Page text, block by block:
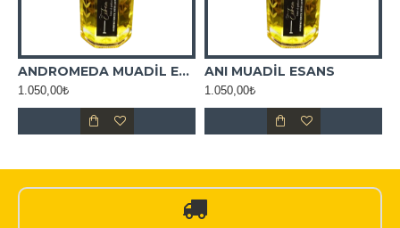
ANDROMEDA MUADİL ESANS
1.050,00₺
ANI MUADİL ESANS
1.050,00₺